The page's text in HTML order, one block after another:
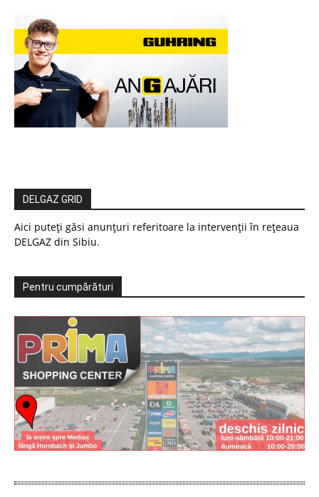
DELGAZ GRID
Aici puteți găsi anunțuri referitoare la intervenții în rețeaua
DELGAZ din Sibiu.
Pentru cumpărături